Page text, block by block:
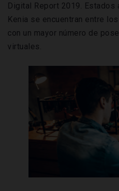
Digital Report 2019. Estados
Kenia se encuentran entre
con un mayor número de
virtuales.